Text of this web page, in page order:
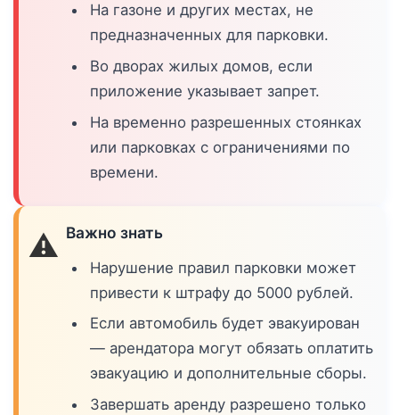
На газоне и других местах, не
предназначенных для парковки.
Во дворах жилых домов, если
приложение указывает запрет.
На временно разрешенных стоянках
или парковках с ограничениями по
времени.
⚠️ Важно знать
Нарушение правил парковки может
привести к штрафу до 5000 рублей.
Если автомобиль будет эвакуирован
— арендатора могут обязать оплатить
эвакуацию и дополнительные сборы.
Завершать аренду разрешено только